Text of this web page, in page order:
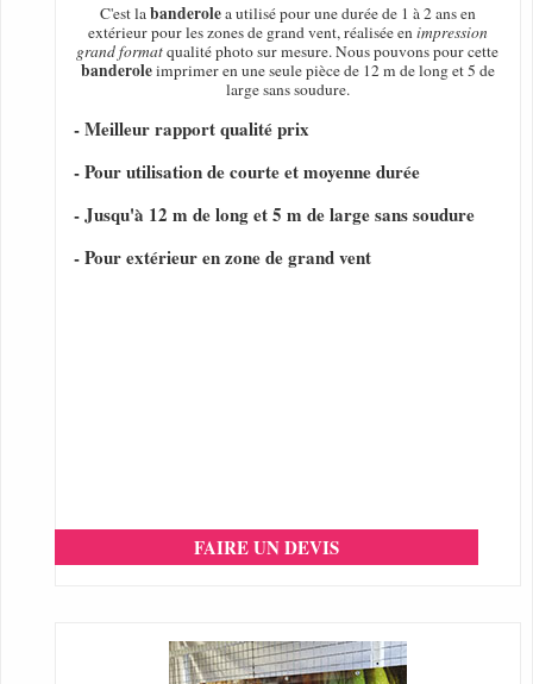
C'est labanderolea utilisé pour une durée de 1 à 2 ans en
extérieur pour les zones de grand vent, réalisée enimpression
grand formatqualité photo sur mesure. Nous pouvons pour cette
banderoleimprimer en une seule pièce de 12 m de long et 5 de
large sans soudure.
- Meilleur rapport qualité prix
- Pour utilisation de courte et moyenne durée
- Jusqu'à 12 m de long et 5 m de large sans soudure
- Pour extérieur en zone de grand vent
FAIRE UN DEVIS